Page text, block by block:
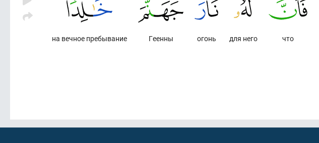
что
для него
огонь
Геенны
на вечное пребывание